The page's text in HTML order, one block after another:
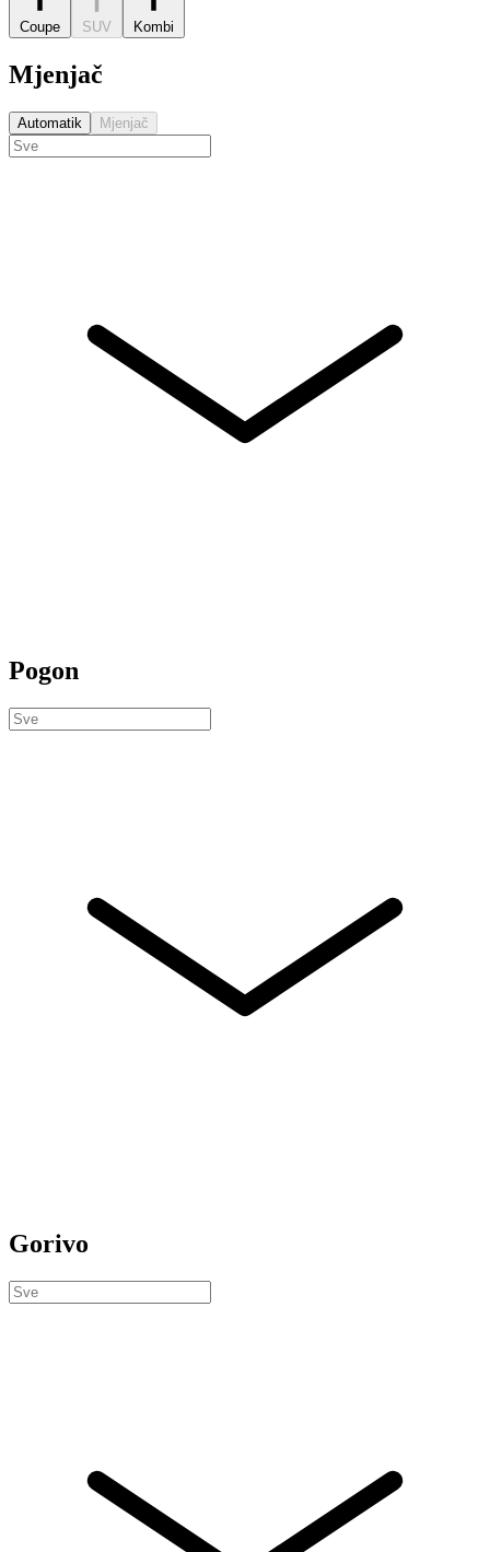
Coupe SUV Kombi
Mjenjač
Automatik Mjenjač
Pogon
Gorivo